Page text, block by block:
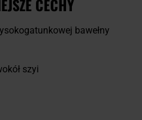
CECHY
bawełny
szyi